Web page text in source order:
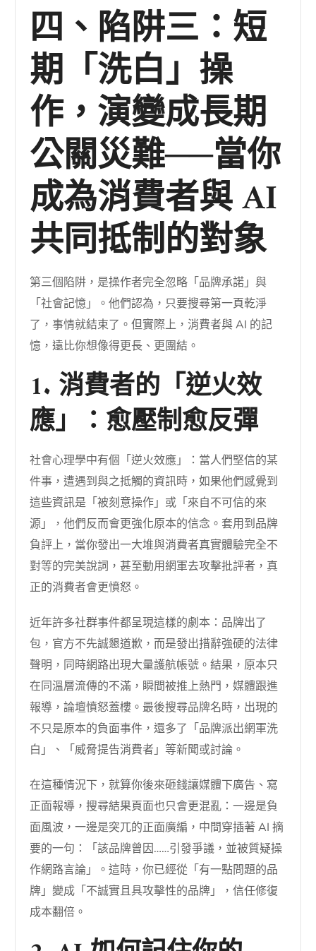
四、陷阱三：短
期「洗白」操
作，演變成長期
公關災難──當你
成為消費者與 AI
共同抵制的對象
第三個陷阱，是操作者完全忽略「品牌承諾」與
「社會記憶」。他們認為，只要搜尋第一頁乾淨
了，事情就結束了。但實際上，消費者與 AI 的記
憶，遠比你想像得更長、更團結。
1. 消費者的「逆火效
應」：愈壓制愈反彈
社會心理學中有個「逆火效應」：當人們堅信的某
件事，遭遇到與之抵觸的資訊時，如果他們感覺到
這些資訊是「被刻意操作」或「來自不可信的來
源」，他們反而會更強化原本的信念。套用到品牌
負評上，當你發出一大堆與消費者真實體驗完全不
對等的完美說詞，甚至動用網軍去攻擊批評者，真
正的消費者會更憤怒。
近年許多社群事件都呈現這樣的劇本：品牌出了
包，官方不先誠懇道歉，而是發出措辭強硬的法律
聲明，同時網路出現大量護航帳號。結果，原本只
在同溫層流傳的不滿，瞬間被推上熱門，媒體跟進
報導，論壇憤怒蓋樓。最後搜尋品牌名時，出現的
不只是原本的負面事件，還多了「品牌派出網軍洗
白」、「威脅提告消費者」等新聞或討論。
在這種情況下，就算你後來砸錢讓媒體下廣告、寫
正面報導，搜尋結果頁面也只會更混亂：一邊是負
面風波，一邊是突兀的正面廣編，中間穿插著 AI 摘
要的一句：「該品牌曾因……引發爭議，並被質疑操
作網路言論」。這時，你已經從「有一點問題的品
牌」變成「不誠實且具攻擊性的品牌」，信任修復
成本翻倍。